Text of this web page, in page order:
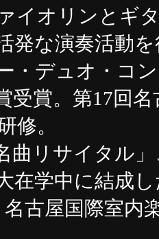
イオリンとギ
発な演奏活動
・デュオ・コ
受賞。第17回
修。
リサイタル
在学中に結成
名古屋国際室内